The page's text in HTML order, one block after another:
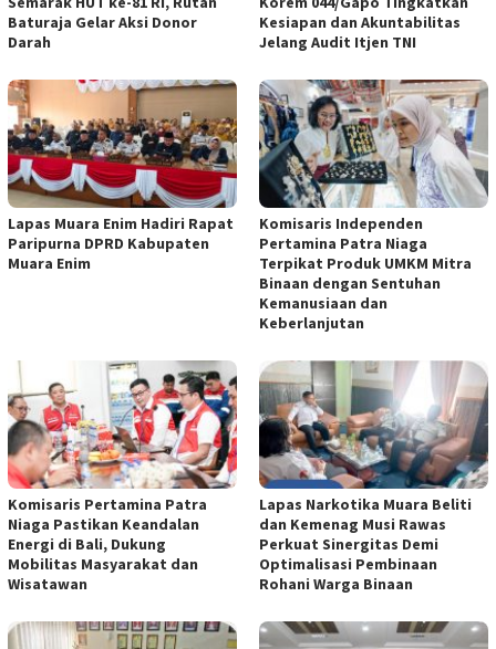
Baturaja Gelar Aksi Donor
Darah
Kesiapan dan Akuntabilitas
Jelang Audit Itjen TNI
Lapas Muara Enim Hadiri Rapat
Paripurna DPRD Kabupaten
Muara Enim
Komisaris Independen
Pertamina Patra Niaga
Terpikat Produk UMKM Mitra
Binaan dengan Sentuhan
Kemanusiaan dan
Keberlanjutan
Komisaris Pertamina Patra
Niaga Pastikan Keandalan
Energi di Bali, Dukung
Mobilitas Masyarakat dan
Wisatawan
Lapas Narkotika Muara Beliti
dan Kemenag Musi Rawas
Perkuat Sinergitas Demi
Optimalisasi Pembinaan
Rohani Warga Binaan